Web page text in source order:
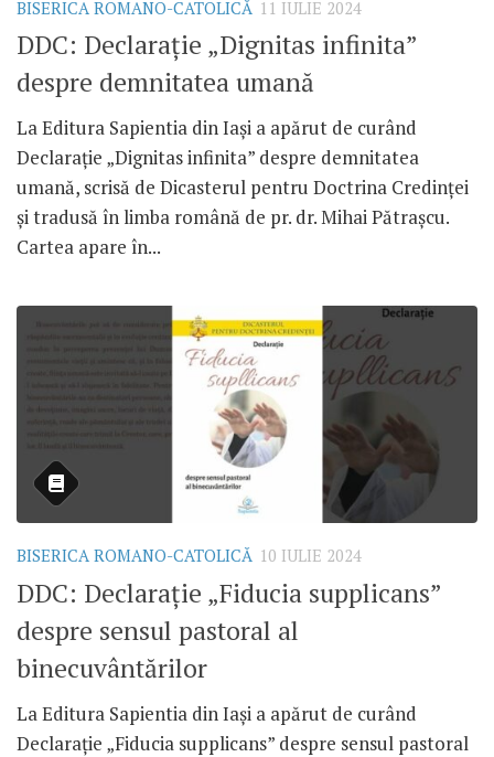
BISERICA ROMANO-CATOLICĂ 11 IULIE 2024
DDC: Declarație „Dignitas infinita”
despre demnitatea umană
La Editura Sapientia din Iași a apărut de curând
Declarație „Dignitas infinita” despre demnitatea
umană, scrisă de Dicasterul pentru Doctrina Credinței
și tradusă în limba română de pr. dr. Mihai Pătrașcu.
Cartea apare în...
BISERICA ROMANO-CATOLICĂ 10 IULIE 2024
DDC: Declarație „Fiducia supplicans”
despre sensul pastoral al
binecuvântărilor
La Editura Sapientia din Iași a apărut de curând
Declarație „Fiducia supplicans” despre sensul pastoral